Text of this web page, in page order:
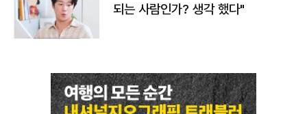
되는 사람인가? 생각 했다"